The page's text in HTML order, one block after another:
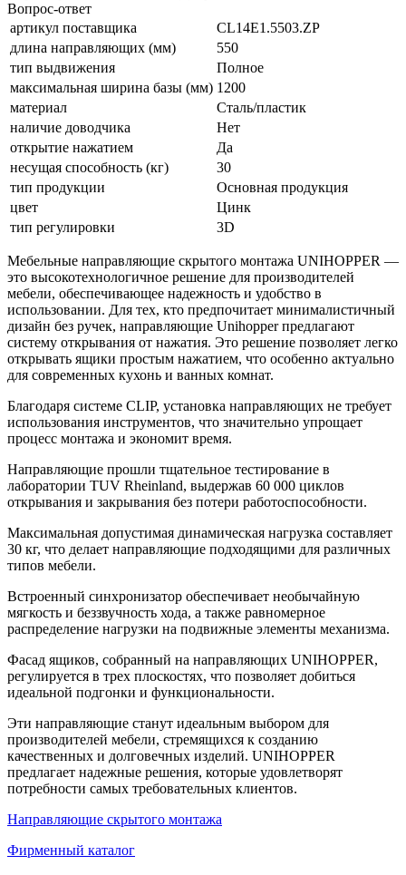
Вопрос-ответ
артикул поставщика
CL14E1.5503.ZP
длина направляющих (мм)
550
тип выдвижения
Полное
максимальная ширина базы (мм) 1200
материал
Сталь/пластик
наличие доводчика
Нет
открытие нажатием
Да
несущая способность (кг)
30
тип продукции
Основная продукция
цвет
Цинк
тип регулировки
3D
Мебельные направляющие скрытого монтажа UNIHOPPER —
это высокотехнологичное решение для производителей
мебели, обеспечивающее надежность и удобство в
использовании. Для тех, кто предпочитает минималистичный
дизайн без ручек, направляющие Unihopper предлагают
систему открывания от нажатия. Это решение позволяет легко
открывать ящики простым нажатием, что особенно актуально
для современных кухонь и ванных комнат.
Благодаря системе CLIP, установка направляющих не требует
использования инструментов, что значительно упрощает
процесс монтажа и экономит время.
Направляющие прошли тщательное тестирование в
лаборатории TUV Rheinland, выдержав 60 000 циклов
открывания и закрывания без потери работоспособности.
Максимальная допустимая динамическая нагрузка составляет
30 кг, что делает направляющие подходящими для различных
типов мебели.
Встроенный синхронизатор обеспечивает необычайную
мягкость и беззвучность хода, а также равномерное
распределение нагрузки на подвижные элементы механизма.
Фасад ящиков, собранный на направляющих UNIHOPPER,
регулируется в трех плоскостях, что позволяет добиться
идеальной подгонки и функциональности.
Эти направляющие станут идеальным выбором для
производителей мебели, стремящихся к созданию
качественных и долговечных изделий. UNIHOPPER
предлагает надежные решения, которые удовлетворят
потребности самых требовательных клиентов.
Направляющие скрытого монтажа
Фирменный каталог